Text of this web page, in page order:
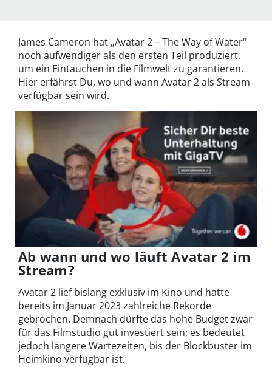
James Cameron hat „Avatar 2 – The Way of Water“
noch aufwendiger als den ersten Teil produziert,
um ein Eintauchen in die Filmwelt zu garantieren.
Hier erfährst Du, wo und wann Avatar 2 als Stream
verfügbar sein wird.
Ab wann und wo läuft Avatar 2 im
Stream?
Avatar 2 lief bislang exklusiv im Kino und hatte
bereits im Januar 2023 zahlreiche Rekorde
gebrochen. Demnach dürfte das hohe Budget zwar
für das Filmstudio gut investiert sein; es bedeutet
jedoch längere Wartezeiten, bis der Blockbuster im
Heimkino verfügbar ist.